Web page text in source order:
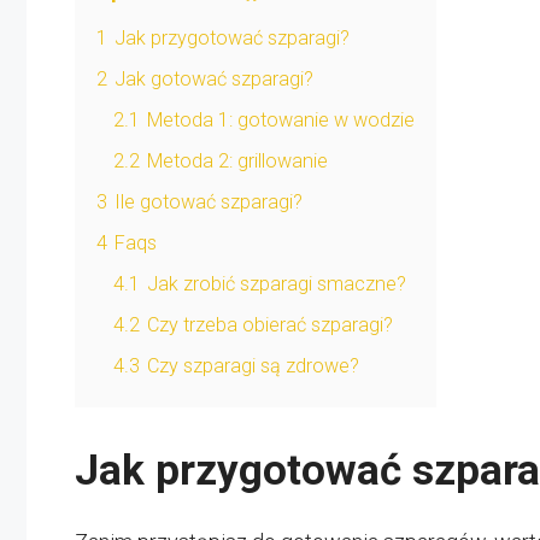
1 Jak przygotować szparagi?
2 Jak gotować szparagi?
2.1 Metoda 1: gotowanie w wodzie
2.2 Metoda 2: grillowanie
3 Ile gotować szparagi?
4 Faqs
4.1 Jak zrobić szparagi smaczne?
4.2 Czy trzeba obierać szparagi?
4.3 Czy szparagi są zdrowe?
Jak przygotować